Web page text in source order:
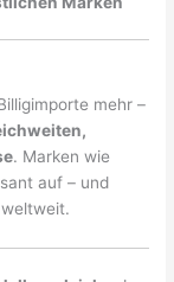
mehr –
. Marken wie
auf – und